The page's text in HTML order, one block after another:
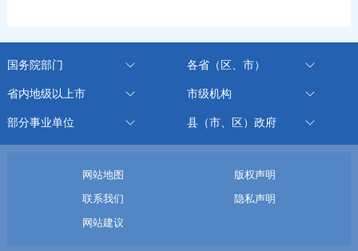
国务院部门 各省（区、市）
省内地级以上市 市级机构
部分事业单位 县（市、区）政府
网站地图
版权声明
联系我们
隐私声明
网站建议